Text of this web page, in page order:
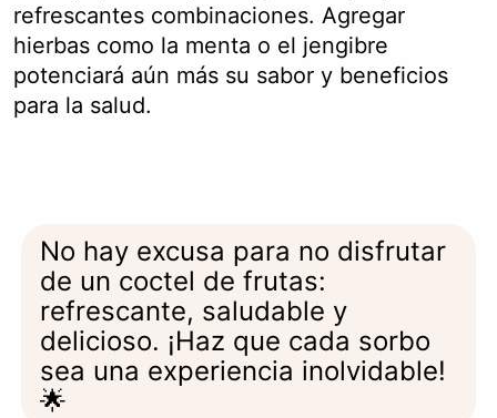
refrescantes combinaciones. Agregar
hierbas como la menta o el jengibre
potenciará aún más su sabor y beneficios
para la salud.
No hay excusa para no disfrutar
de un coctel de frutas:
refrescante, saludable y
delicioso. ¡Haz que cada sorbo
sea una experiencia inolvidable!
🌟